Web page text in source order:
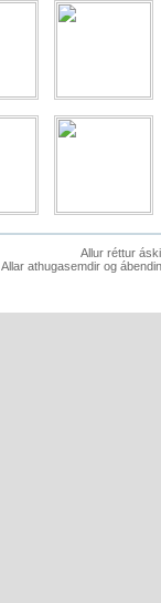
Allur réttur
Allar athugasemdir og